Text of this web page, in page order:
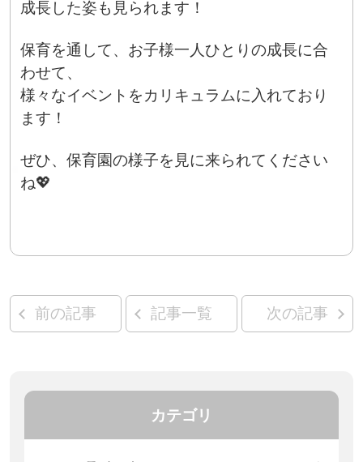
成長した姿も見られます！
保育を通して、お子様一人ひとりの成長に合
わせて、
様々なイベントをカリキュラムに入れており
ます！
ぜひ、保育園の様子を見に来られてください
ね💖
前の記事 記事一覧 次の記事
カテゴリ